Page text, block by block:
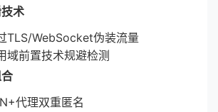
术
TLS/WebSocket伪装流量
域前置技术规避检测
代理双重匿名